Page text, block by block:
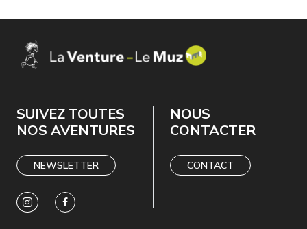
SUIVEZ TOUTES
NOS AVENTURES
NEWSLETTER
NOUS
CONTACTER
CONTACT